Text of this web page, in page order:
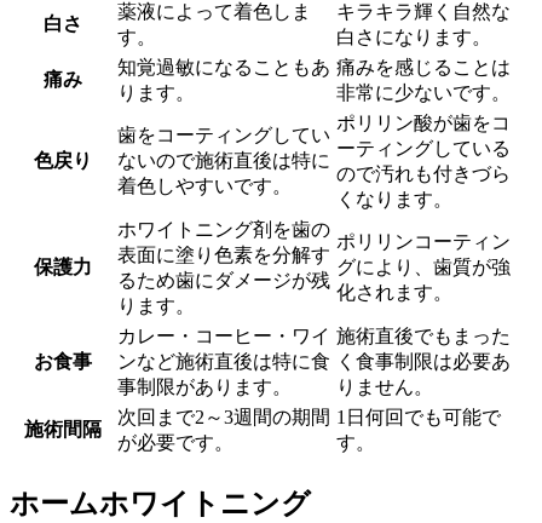
白さ
薬液によって着色しま
す。
キラキラ輝く自然な
白さになります。
痛み
知覚過敏になることもあ
ります。
痛みを感じることは
非常に少ないです。
色戻り
歯をコーティングしてい
ないので施術直後は特に
着色しやすいです。
ポリリン酸が歯をコ
ーティングしている
ので汚れも付きづら
くなります。
保護力
ホワイトニング剤を歯の
表面に塗り色素を分解す
るため歯にダメージが残
ります。
ポリリンコーティン
グにより、歯質が強
化されます。
お食事
カレー・コーヒー・ワイ
ンなど施術直後は特に食
事制限があります。
施術直後でもまった
く食事制限は必要あ
りません。
施術間隔
次回まで2～3週間の期間
が必要です。
1日何回でも可能で
す。
ホームホワイトニング